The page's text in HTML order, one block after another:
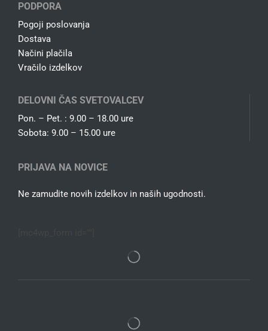
PODPORA
Pogoji poslovanja
Dostava
Načini plačila
Vračilo izdelkov
DELOVNI ČAS SVETOVALCEV
Pon. – Pet. : 9.00 – 18.00 ure
Sobota: 9.00 – 15.00 ure
PRIJAVA NA NOVICE
Ne zamudite novih izdelkov in naših ugodnosti.